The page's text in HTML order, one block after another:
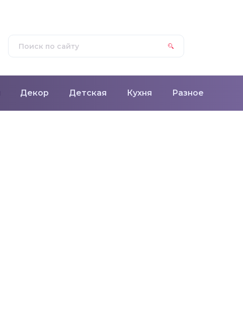
Декор Детская Кухня Разное